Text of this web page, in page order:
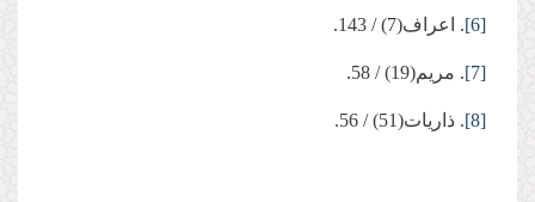
[6]. اعراف(7) / 143.
[7]. مریم(19) / 58.
[8]. ذاریات(51) / 56.